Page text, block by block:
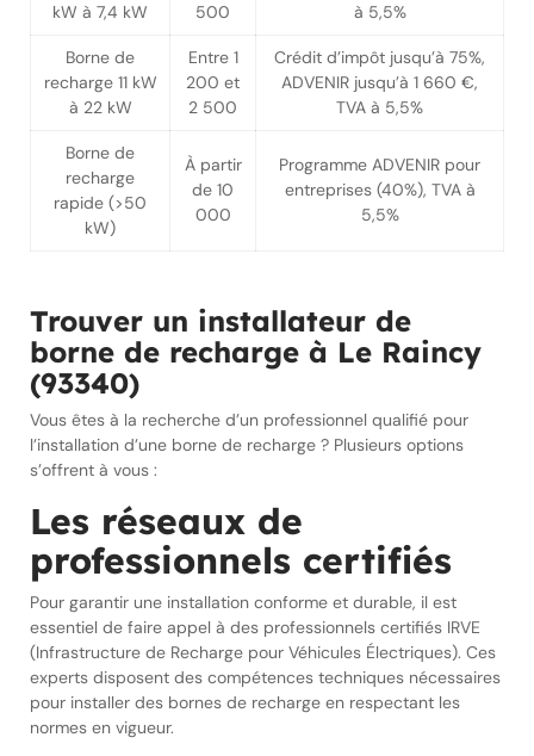
kW à 7,4 kW
500
à 5,5%
Borne de
recharge 11 kW
à 22 kW
Entre 1
200 et
2 500
Crédit d’impôt jusqu’à 75%,
ADVENIR jusqu’à 1 660 €,
TVA à 5,5%
Borne de
recharge
rapide (>50
kW)
À partir
de 10
000
Programme ADVENIR pour
entreprises (40%), TVA à
5,5%
Trouver un installateur de
borne de recharge à Le Raincy
(93340)
Vous êtes à la recherche d’un professionnel qualifié pour
l’installation d’une borne de recharge ? Plusieurs options
s’offrent à vous :
Les réseaux de
professionnels certifiés
Pour garantir une installation conforme et durable, il est
essentiel de faire appel à des professionnels certifiés IRVE
(Infrastructure de Recharge pour Véhicules Électriques). Ces
experts disposent des compétences techniques nécessaires
pour installer des bornes de recharge en respectant les
normes en vigueur.